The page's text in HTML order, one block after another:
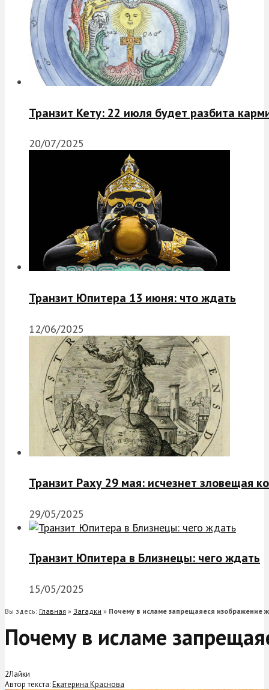
Транзит Кету: 22 июля будет разбита
20/07/2025
Транзит Юпитера 13 июня: что ждать
12/06/2025
Транзит Раху 29 мая: исчезнет зловещая
29/05/2025
Транзит Юпитера в Близнецы: чего ждать
15/05/2025
Вы здесь: Главная » Загадки » Почему в исламе запрещаяеся изображение
Почему в исламе
2Лайки
Автор текста:Екатерина Краснова